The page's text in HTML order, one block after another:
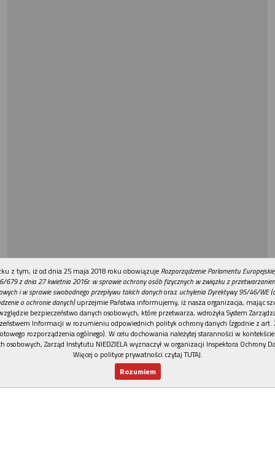
REKLAMA
z tym, iż od dnia 25 maja 2018 roku obowiązuje Rozporządzenie Parlamentu
679 z dnia 27 kwietnia 2016r. w sprawie ochrony osób fizycznych w związku z
i w sprawie swobodnego przepływu takich danychoraz uchylenia Dyrektywy 95/46/WE
o ochronie danych)uprzejmie Państwa informujemy, iż nasza organizacja, mając
bezpieczeństwo danych osobowych, które przetwarza, wdrożyła System
Informacji w rozumieniu odpowiednich polityk ochrony danych (zgodnie z art.
rozporządzenia ogólnego). W celu dochowania należytej staranności w
osobowych, Zarząd Instytutu NIEDZIELA wyznaczył w organizacji Inspektora Ochrony
Więcej o polityce prywatności czytaj TUTAJ.
Rozumiem